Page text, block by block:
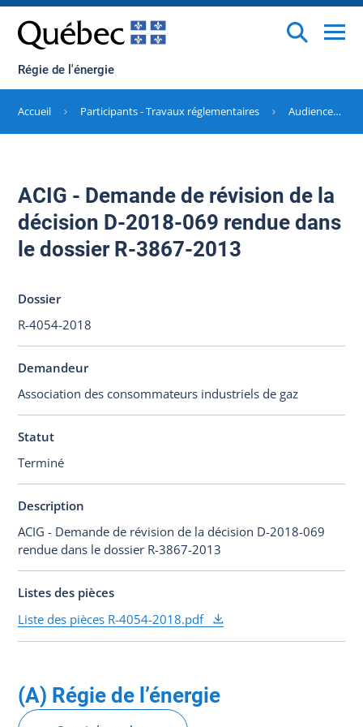
Régie de l'énergie
Accueil Participants - Travaux réglementaires Audiences terminées
ACIG - Demande de révision de la
décision D-2018-069 rendue dans
le dossier R-3867-2013
Dossier
R-4054-2018
Demandeur
Association des consommateurs industriels de gaz
Statut
Terminé
Description
ACIG - Demande de révision de la décision D-2018-069
rendue dans le dossier R-3867-2013
Listes des pièces
Liste des pièces R-4054-2018.pdf
(A) Régie de l’énergie